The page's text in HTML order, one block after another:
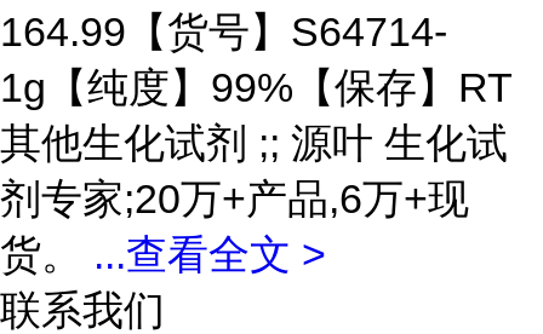
164.99【货号】S64714-
1g【纯度】99%【保存】RT
其他生化试剂 ;; 源叶 生化试
剂专家;20万+产品,6万+现
货。 ...查看全文 >
联系我们